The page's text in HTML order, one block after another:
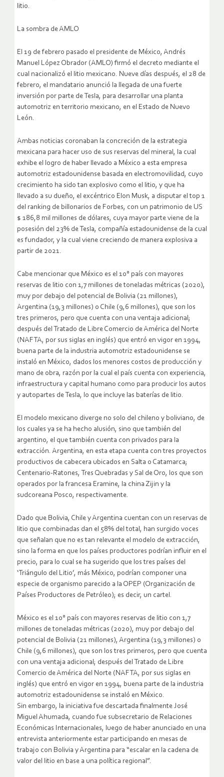
litio.
La sombra de AMLO
El 19 de febrero pasado el presidente de México, Andrés
Manuel López Obrador (AMLO) firmó el decreto mediante el
cual nacionalizó el litio mexicano. Nueve días después, el 28 de
febrero, el mandatario anunció la llegada de una fuerte
inversión por parte de Tesla, para desarrollar una planta
automotriz en territorio mexicano, en el Estado de Nuevo
León.
Ambas noticias coronaban la concreción de la estrategia
mexicana para hacer uso de sus reservas del mineral, la cual
exhibe el logro de haber llevado a México a esta empresa
automotriz estadounidense basada en electromovilidad, cuyo
crecimiento ha sido tan explosivo como el litio, y que ha
llevado a su dueño, el excéntrico Elon Musk, a disputar el top 1
del ranking de billonarios de Forbes, con un patrimonio de US
$ 186,8 mil millones de dólares, cuya mayor parte viene de la
posesión del 23% de Tesla, compañía estadounidense de la cual
es fundador, y la cual viene creciendo de manera explosiva a
partir de 2021.
Cabe mencionar que México es el 10° país con mayores
reservas de litio con 1,7 millones de toneladas métricas (2020),
muy por debajo del potencial de Bolivia (21 millones),
Argentina (19,3 millones) o Chile (9,6 millones), que son los
tres primeros, pero que cuenta con una ventaja adicional;
después del Tratado de Libre Comercio de América del Norte
(NAFTA, por sus siglas en inglés) que entró en vigor en 1994,
buena parte de la industria automotriz estadounidense se
instaló en México, dados los menores costos de producción y
mano de obra, razón por la cual el país cuenta con experiencia,
infraestructura y capital humano como para producir los autos
y autopartes de Tesla, lo que incluye las baterías de litio.
El modelo mexicano diverge no solo del chileno y boliviano, de
los cuales ya se ha hecho alusión, sino que también del
argentino, el que también cuenta con privados para la
extracción. Argentina, en esta etapa cuenta con tres proyectos
productivos de cabecera ubicados en Salta o Catamarca;
Centenario-Ratones, Tres Quebradas y Sal de Oro, los que son
operados por la francesa Eramine, la china Zijin y la
sudcoreana Posco, respectivamente.
Dado que Bolivia, Chile y Argentina cuentan con un reservas de
litio que combinadas dan el 58% del total, han surgido voces
que señalan que no es tan relevante el modelo de extracción,
sino la forma en que los países productores podrían influir en el
precio, para lo cual se ha sugerido que los tres países del
‘Triángulo del Litio’, más México, podrían componer una
especie de organismo parecido a la OPEP (Organización de
Países Productores de Petróleo); es decir, un cartel.
México es el 10° país con mayores reservas de litio con 1,7
millones de toneladas métricas (2020), muy por debajo del
potencial de Bolivia (21 millones), Argentina (19,3 millones) o
Chile (9,6 millones), que son los tres primeros, pero que cuenta
con una ventaja adicional; después del Tratado de Libre
Comercio de América del Norte (NAFTA, por sus siglas en
inglés) que entró en vigor en 1994, buena parte de la industria
automotriz estadounidense se instaló en México.
Sin embargo, la iniciativa fue descartada finalmente José
Miguel Ahumada, cuando fue subsecretario de Relaciones
Económicas Internacionales, luego de haber anunciado en una
entrevista anteriormente estar participando en mesas de
trabajo con Bolivia y Argentina para “escalar en la cadena de
valor del litio en base a una política regional”.